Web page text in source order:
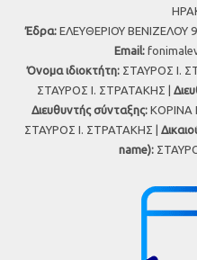
Έδρα: ΕΛΕΥΘΕΡΙΟΥ ΒΕΝΙΖΕΛΟΥ
Εmail:
Όνομα ιδιοκτήτη: ΣΤΑΥΡΟΣ Ι.
ΣΤΑΥΡΟΣ Ι. ΣΤΡΑΤΑΚΗΣ |
Διευθυντής σύνταξης:ΚΟΡΙΝΑ
ΣΤΑΥΡΟΣ Ι. ΣΤΡΑΤΑΚΗΣ |
name):